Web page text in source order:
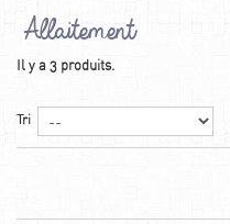
Allaitement
Il y a 3 produits.
Tri